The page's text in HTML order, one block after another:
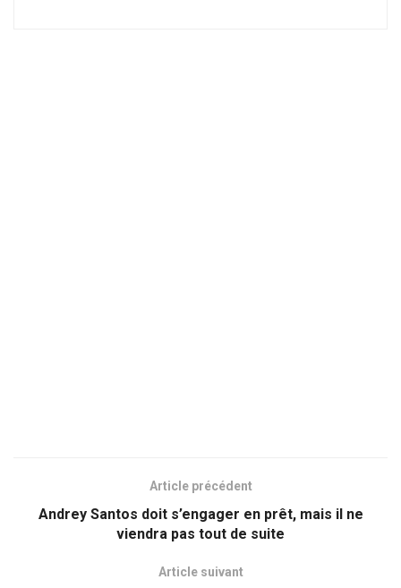
Article précédent
Andrey Santos doit s’engager en prêt, mais il ne
viendra pas tout de suite
Article suivant